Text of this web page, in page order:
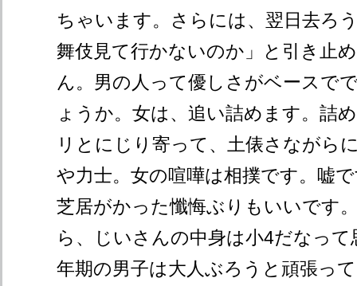
ちゃいます。さらには、翌日去ろ
舞伎見て行かないのか」と引き止
ん。男の人って優しさがベースで
ょうか。女は、追い詰めます。詰
リとにじり寄って、土俵さながら
や力士。女の喧嘩は相撲です。嘘
芝居がかった懺悔ぶりもいいです
ら、じいさんの中身は小4だなっ
年期の男子は大人ぶろうと頑張っ